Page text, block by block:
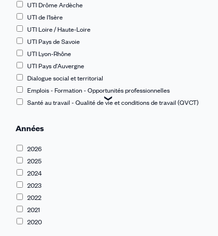
UTI Drôme Ardèche
UTI de l'Isère
UTI Loire / Haute-Loire
UTI Pays de Savoie
UTI Lyon-Rhône
UTI Pays d'Auvergne
Dialogue social et territorial
Emplois - Formation - Opportunités professionnelles
Santé au travail - Qualité de vie et conditions de travail (QVCT)
Europe - International
Protection sociale
Égalité pro - Lutte contres les discriminations - Violences
sexistes et sexuelles
Développement
Jeunes
Juridique
Notre journal
Années
2026
2025
2024
2023
2022
2021
2020